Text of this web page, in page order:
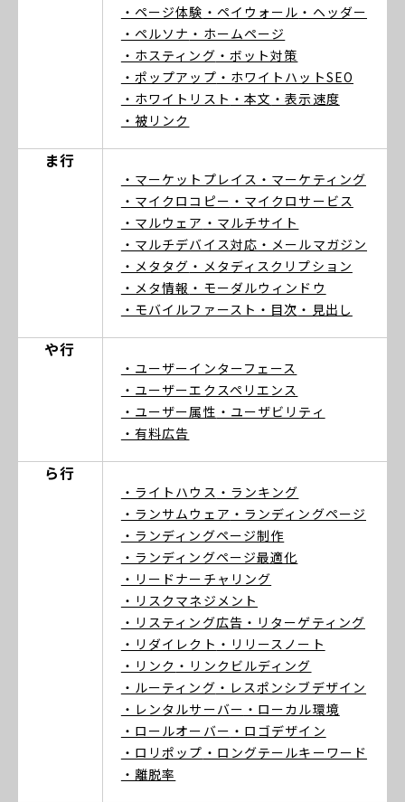
・ページ体験 ・ペイウォール ・ヘッダー
・ペルソナ ・ホームページ
・ホスティング ・ボット対策
・ポップアップ ・ホワイトハットSEO
・ホワイトリスト ・本文 ・表示速度
・被リンク
ま行
・マーケットプレイス ・マーケティング
・マイクロコピー ・マイクロサービス
・マルウェア ・マルチサイト
・マルチデバイス対応 ・メールマガジン
・メタタグ ・メタディスクリプション
・メタ情報 ・モーダルウィンドウ
・モバイルファースト ・目次 ・見出し
や行
・ユーザーインターフェース
・ユーザーエクスペリエンス
・ユーザー属性 ・ユーザビリティ
・有料広告
ら行
・ライトハウス ・ランキング
・ランサムウェア ・ランディングページ
・ランディングページ制作
・ランディングページ最適化
・リードナーチャリング
・リスクマネジメント
・リスティング広告 ・リターゲティング
・リダイレクト ・リリースノート
・リンク ・リンクビルディング
・ルーティング ・レスポンシブデザイン
・レンタルサーバー ・ローカル環境
・ロールオーバー ・ロゴデザイン
・ロリポップ ・ロングテールキーワード
・離脱率